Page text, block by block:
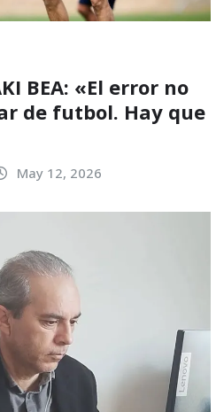
BEA: «El error no
de futbol. Hay que
May 12, 2026